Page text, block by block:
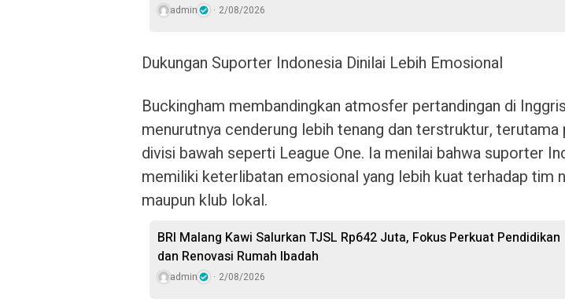
admin 2/08/2026
Dukungan Suporter Indonesia Dinilai Lebih Emosional
Buckingham membandingkan atmosfer pertandingan di
menurutnya cenderung lebih tenang dan terstruktur, terutama
divisi bawah seperti League One. Ia menilai bahwa suporter
memiliki keterlibatan emosional yang lebih kuat terhadap tim
maupun klub lokal.
BRI Malang Kawi Salurkan TJSL Rp642 Juta, Fokus Perkuat Pendidikan
dan Renovasi Rumah Ibadah
admin 2/08/2026